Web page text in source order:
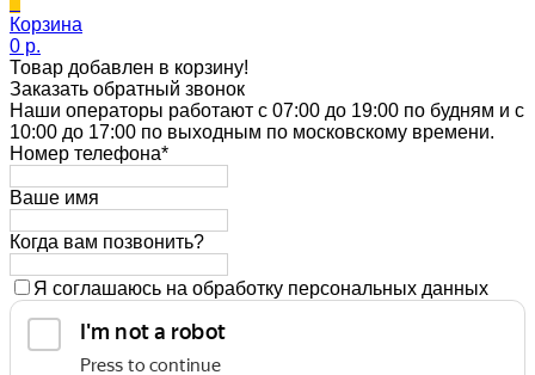
Корзина
0 p.
Товар добавлен в корзину!
Заказать обратный звонок
Наши операторы работают с 07:00 до 19:00 по будням и с
10:00 до 17:00 по выходным по московскому времени.
Номер телефона*
Ваше имя
Когда вам позвонить?
Я соглашаюсь на обработку персональных данных